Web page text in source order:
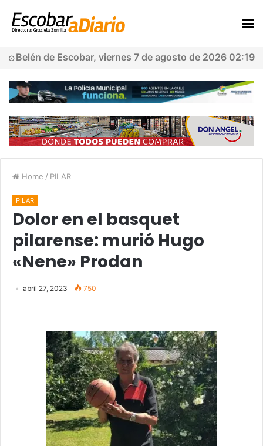
Belén de Escobar, viernes 7 de agosto de 2026 02:19
Home / PILAR
PILAR
Dolor en el basquet
pilarense: murió Hugo
«Nene» Prodan
abril 27, 2023 750